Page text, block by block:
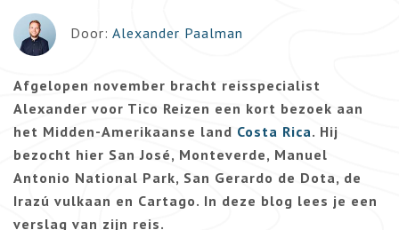
Door: Alexander Paalman
Afgelopen november bracht reisspecialist
Alexander voor Tico Reizen een kort bezoek aan
het Midden-Amerikaanse land Costa Rica. Hij
bezocht hier San José, Monteverde, Manuel
Antonio National Park, San Gerardo de Dota, de
Irazú vulkaan en Cartago. In deze blog lees je een
verslag van zijn reis.